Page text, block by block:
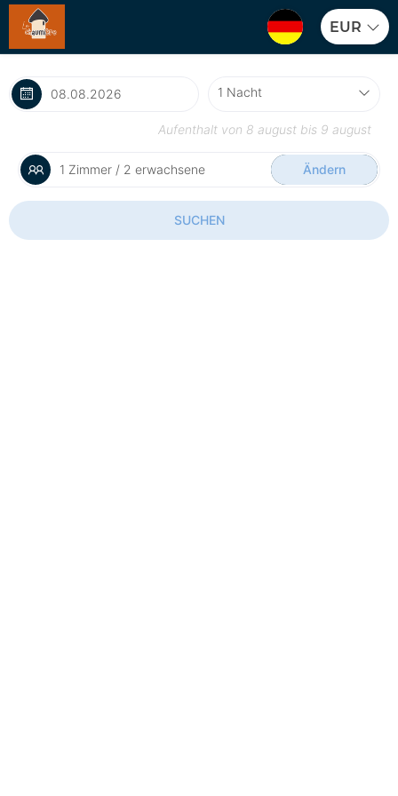
EUR
Aufenthalt von 8 august bis 9 august
1 Zimmer / 2 erwachsene Ändern